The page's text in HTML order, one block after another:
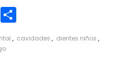
Compartir
, cavidades , dientes niños ,